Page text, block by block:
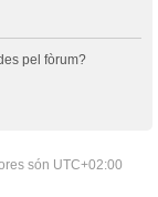
pel fòrum?
són UTC+02:00